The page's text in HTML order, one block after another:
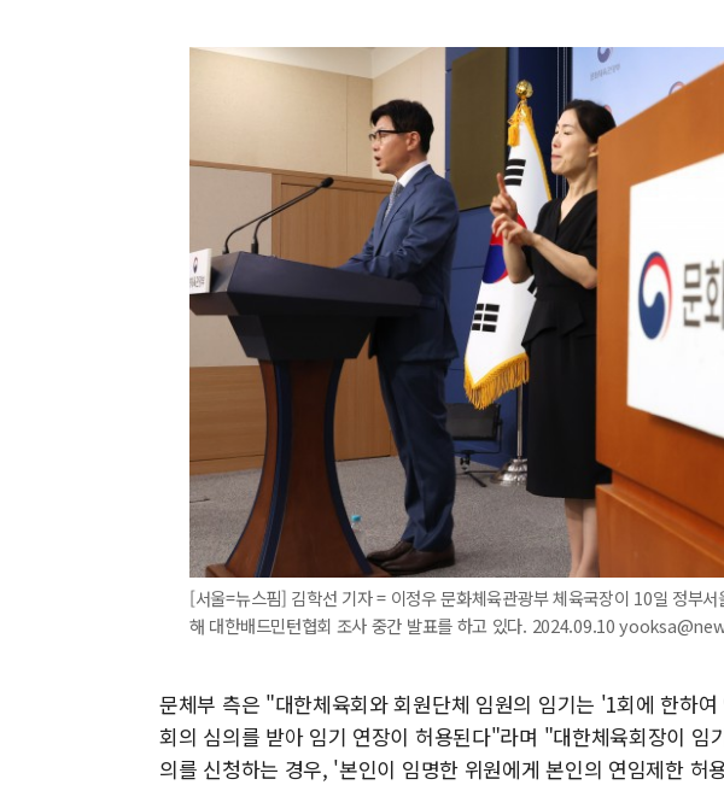
[서울=뉴스핌] 김학선 기자 = 이정우 문화체육관광부 체육국장이 10일 정부
해 대한배드민턴협회 조사 중간 발표를 하고 있다. 2024.09.10
문체부 측은 "대한체육회와 회원단체 임원의 임기는 '1회에 한하
회의 심의를 받아 임기 연장이 허용된다"라며 "대한체육회장이 임
의를 신청하는 경우, '본인이 임명한 위원에게 본인의 연임제한 허